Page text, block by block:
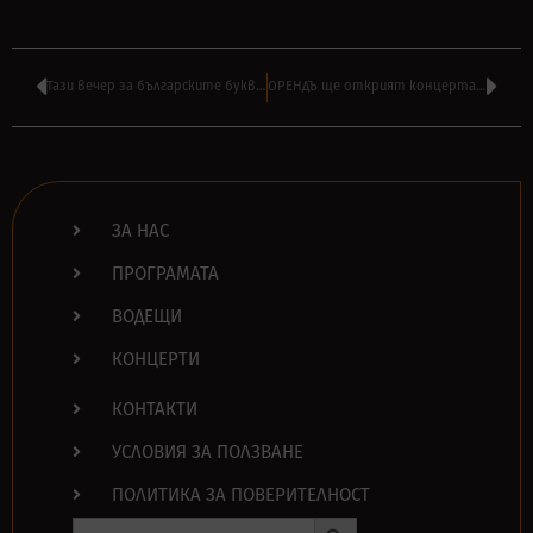
Тази вечер за българските букви и музиката в ‘МОЯТ ПЛЕЙЛИСТ’ от 22:00 по БНТ1 ОРЕНДЪ ще открият концерта на ORATNITZA и БАЛКАНДЖИ в София
ЗА НАС
ПРОГРАМАТА
ВОДЕЩИ
КОНЦЕРТИ
КОНТАКТИ
УСЛОВИЯ ЗА ПОЛЗВАНЕ
ПОЛИТИКА ЗА ПОВЕРИТЕЛНОСТ
Search
Search Button